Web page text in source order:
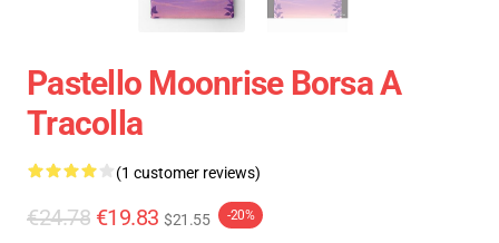
Pastello Moonrise Borsa A
Tracolla
(1 customer reviews)
€24.78 €19.83 $21.55 -20%